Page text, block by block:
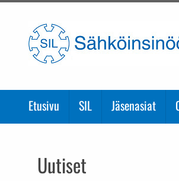
Etusivu SIL Jäsenasiat
Uutiset